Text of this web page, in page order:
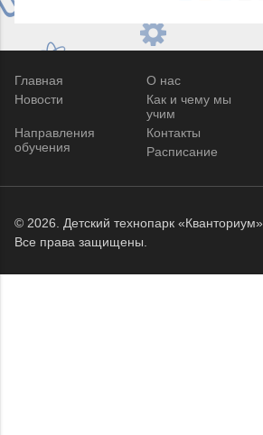
Главная
О нас
Новости
Как и чему мы
учим
Направления
обучения
Контакты
Расписание
© 2026. Детский технопарк «Кванториум»
Все права защищены.